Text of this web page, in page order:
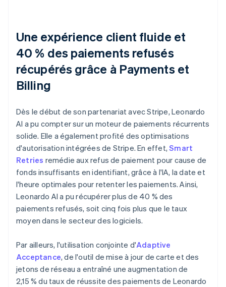
Une expérience client fluide et
40 % des paiements refusés
récupérés grâce à Payments et
Billing
Dès le début de son partenariat avec Stripe, Leonardo
AI a pu compter sur un moteur de paiements récurrents
solide. Elle a également profité des optimisations
d'autorisation intégrées de Stripe. En effet,Smart
Retries remédie aux refus de paiement pour cause de
fonds insuffisants en identifiant, grâce à l'IA, la date et
l'heure optimales pour retenter les paiements. Ainsi,
Leonardo AI a pu récupérer plus de 40 % des
paiements refusés, soit cinq fois plus que le taux
moyen dans le secteur des logiciels.
Par ailleurs, l'utilisation conjointe d'Adaptive
Acceptance, de l'outil de mise à jour de carte et des
jetons de réseau a entraîné une augmentation de
2,15 % du taux de réussite des paiements de Leonardo